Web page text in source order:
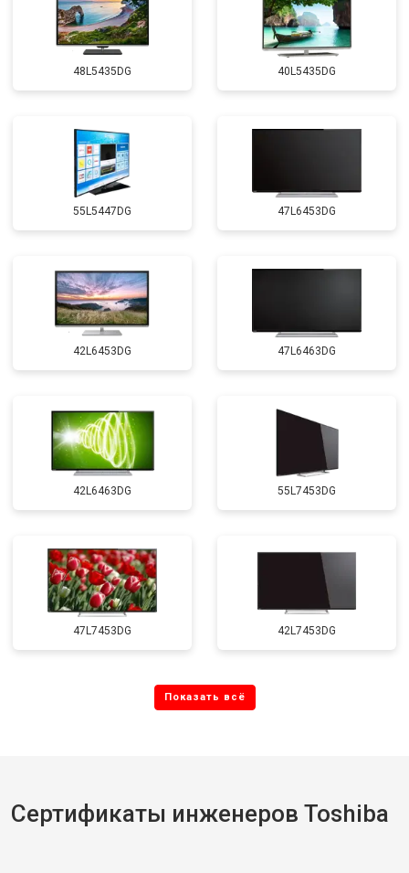
48L5435DG 40L5435DG
55L5447DG 47L6453DG
42L6453DG 47L6463DG
42L6463DG 55L7453DG
47L7453DG 42L7453DG
Сертификаты инженеров Toshiba